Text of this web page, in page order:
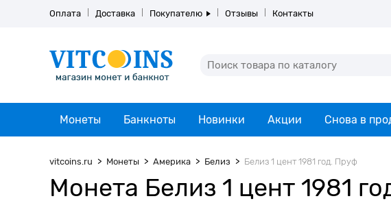
Оплата Доставка Покупателю Отзывы Контакты
Монеты Банкноты Новинки Акции Снова в
vitcoins.ru Монеты Америка Белиз Белиз 1 цент 1981 год. Пруф
Монета Белиз 1 цент 1981